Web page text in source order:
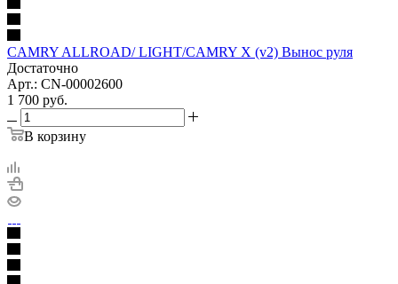
CAMRY ALLROAD/ LIGHT/CAMRY X (v2) Вынос руля
Достаточно
Арт.: CN-00002600
1 700 руб.
В корзину